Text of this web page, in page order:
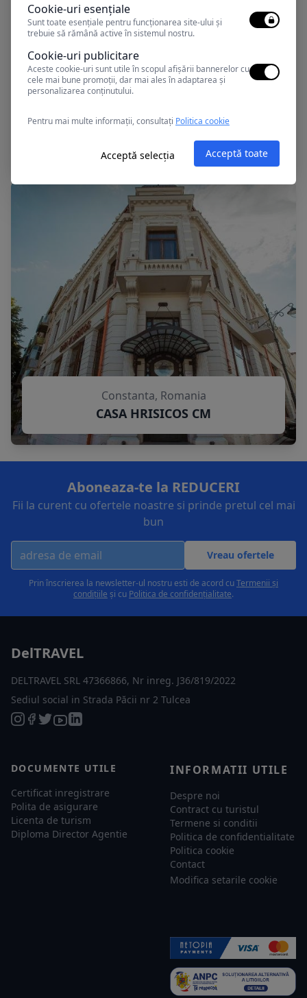
Constanta, Romania
Constanta, Romania
CASA HRISICOS CM
Aboneaza-te la REDUCERI
Fii la curent cu ofertele noastre si prinde pretul cel mai
bun
Vreau ofertele
Prin înscrierea la newsletter-ul nostru esti de acord cuTermenii și
condițiile și cu Politica de confidențialitate.
DelTRAVEL
DELTRAVEL SRL 47366866, Nr inreg. J36/819/2022
Sediul social in Strada Păcii nr 2 Tulcea
DOCUMENTE UTILE
Certificat inregistrare
Polita de asigurare
Licenta de turism
Diploma Director Agentie
INFORMATII UTILE
Despre noi
Contract cu turistul
Termene si conditii
Politica de confidentialitate
Politica cookie
Contact
Modifica setarile cookie
Cookie-uri esențiale
Sunt toate esențiale pentru funcționarea site-ului și
trebuie să rămână active în sistemul nostru.
Cookie-uri publicitare
Aceste cookie-uri sunt utile în scopul afișării bannerelor cu
cele mai bune promoții, dar mai ales în adaptarea și
personalizarea conținutului.
Pentru mai multe informații, consultați Politica cookie
Acceptă selecția Acceptă toate